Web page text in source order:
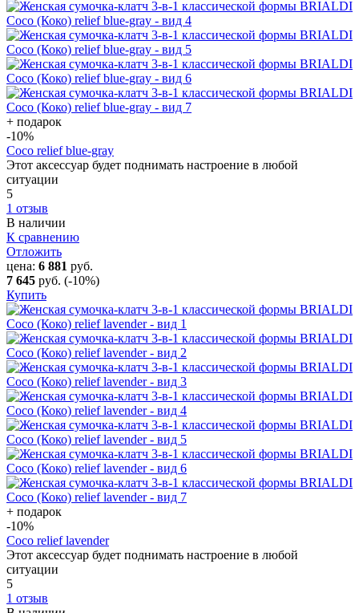
+ подарок
-10%
Coco relief blue-gray
Этот аксессуар будет поднимать настроение в любой
ситуации
5
1 отзыв
В наличии
К сравнению
Отложить
цена: 6 881 руб.
7 645 руб. (-10%)
Купить
+ подарок
-10%
Coco relief lavender
Этот аксессуар будет поднимать настроение в любой
ситуации
5
1 отзыв